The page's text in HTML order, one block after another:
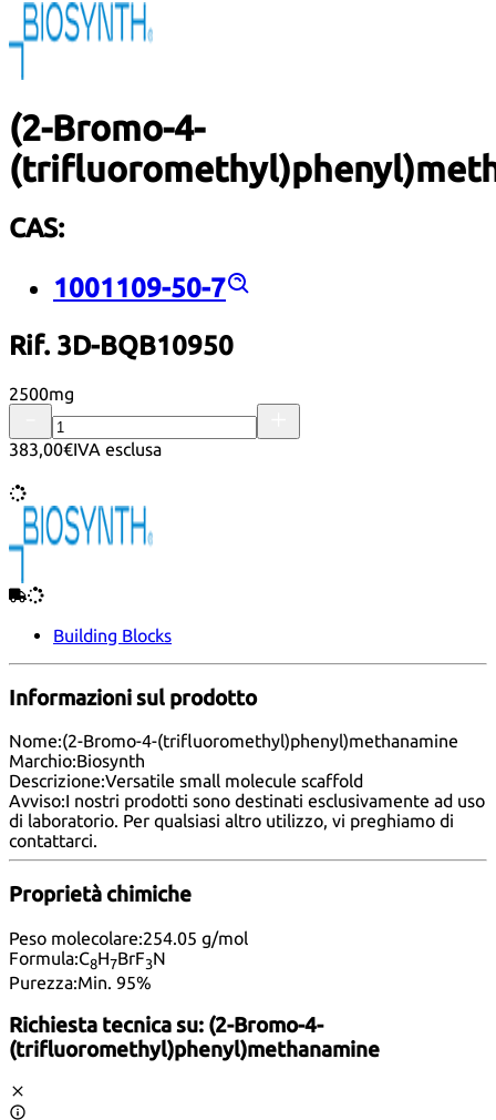
(2-Bromo-4-
CAS:
1001109-50-7
Rif. 3D-BQB10950
2500mg
383,00€IVA esclusa
Building Blocks
Informazioni sul prodotto
Nome:(2-Bromo-4-(trifluoromethyl)phenyl)methanamine
Marchio:Biosynth
Descrizione:Versatile small molecule scaffold
Avviso:I nostri prodotti sono destinati esclusivamente ad uso
di laboratorio. Per qualsiasi altro utilizzo, vi preghiamo di
contattarci.
Proprietà chimiche
Peso molecolare:254.05 g/mol
Formula:C8H7BrF3N
Purezza:Min. 95%
Richiesta tecnica su: (2-Bromo-4-
(trifluoromethyl)phenyl)methanamine